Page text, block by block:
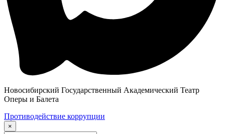
Новосибирский Государственный Академический Театр
Оперы и Балета
Противодействие коррупции
×